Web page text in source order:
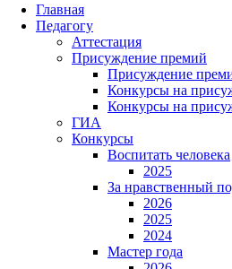
Главная
Педагогу
Аттестация
Присуждение премий
Присуждение
Конкурсы на
Конкурсы на
ГИА
Конкурсы
Воспитать человека
2025
За нравственный
2026
2025
2024
Мастер года